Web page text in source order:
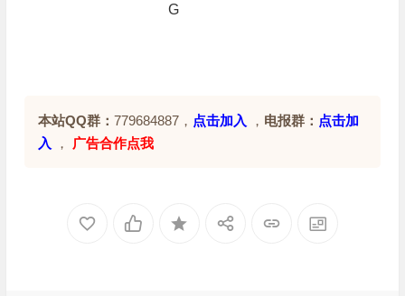
G
本站QQ群： 779684887， 点击加入 ， 电报群： 点击加
入
， 广告合作点我